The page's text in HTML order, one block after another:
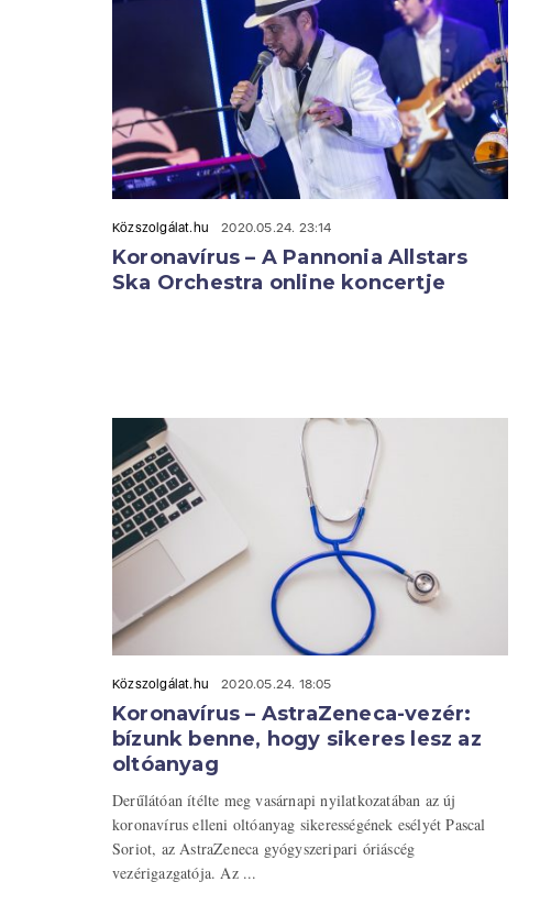
Közszolgálat.hu 2020.05.24. 23:14
Koronavírus – A Pannonia Allstars
Ska Orchestra online koncertje
Közszolgálat.hu 2020.05.24. 18:05
Koronavírus – AstraZeneca-vezér:
bízunk benne, hogy sikeres lesz az
oltóanyag
Derűlátóan ítélte meg vasárnapi nyilatkozatában az új
koronavírus elleni oltóanyag sikerességének esélyét Pascal
Soriot, az AstraZeneca gyógyszeripari óriáscég
vezérigazgatója. Az ...